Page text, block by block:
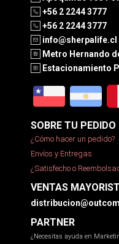
+56 2 2244 3777
+56 2 2244 3777
info@sherpalife.cl
Metro Hernando
Estacionamiento
SOBRE TU PEDIDO
¿Cómo hacer un pedido?
Envíos y Entregas
¿Satisfecho o
VENTAS
PARTNER
¿Necesitas ayuda en